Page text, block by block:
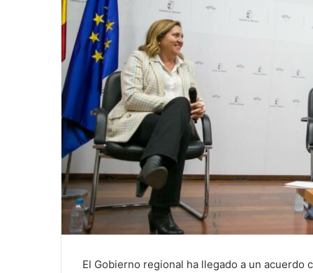
El Gobierno regional ha llegado a un acuerdo